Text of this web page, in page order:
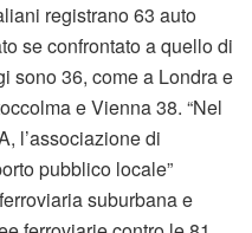
registrano 63 auto
se confrontato a quello di
sono 36, come a Londra e
e Vienna 38. “Nel
l’associazione di
pubblico locale”
suburbana e